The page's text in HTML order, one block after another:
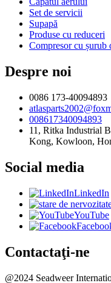
Set de servicii
Supapă
Produse cu reduceri
Compresor cu șurub
Despre noi
0086 173-40094893
008617340094893
11, Ritka Industrial
Kong, Kowloon,
Social media
LinkedIn
YouTube
Contactaţi-ne
@2024 Seadweer